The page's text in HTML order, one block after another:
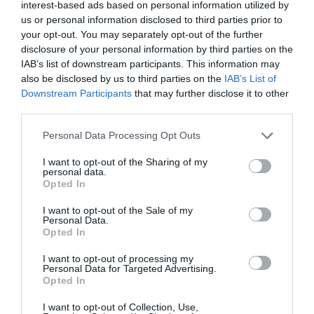
interest-based ads based on personal information utilized by
us or personal information disclosed to third parties prior to
your opt-out. You may separately opt-out of the further
disclosure of your personal information by third parties on the
IAB’s list of downstream participants. This information may
also be disclosed by us to third parties on the IAB’s List of
Downstream Participants that may further disclose it to other
Personal Data Processing Opt Outs
I want to opt-out of the Sharing of my
personal data.
Opted In
I want to opt-out of the Sale of my
Personal Data.
Opted In
I want to opt-out of processing my
Personal Data for Targeted Advertising.
Opted In
I want to opt-out of Collection, Use,
indicadors tampoc es troben en terreny desitjat,
el mercat no s'ha espantat amb les xifres del
Sabadell. Els347 milions d'euros que va guanyar
el banc vallesà al primer trimestre van suposar un
29% menys que el mateix període de 2025, però
l'acció va tancar dimarts i dimecres amb alces.
transició entre el que s'havia de fer i no es va
poder fer. I el mercat s'ho ha cregut", apunta Puig.
Tiana subscriu el diagnòstic, si bé adverteix que
créixer en el mercat domèstic actual, "molt
repte" per a Armengol. Al seu torn, el catedràtic
Oriol Amat també considera que l'entitat
sabadellenca manté la bonança, i creu que